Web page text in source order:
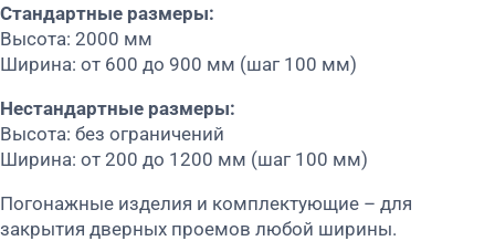
Стандартные размеры:
Высота: 2000 мм
Ширина: от 600 до 900 мм (шаг 100 мм)
Нестандартные размеры:
Высота: без ограничений
Ширина: от 200 до 1200 мм (шаг 100 мм)
Погонажные изделия и комплектующие – для
закрытия дверных проемов любой ширины.